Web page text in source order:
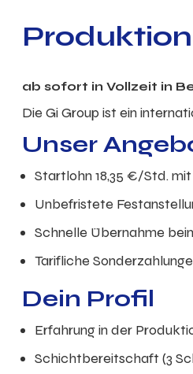
ab sofort in Vollzeit in
Die Gi Group ist ein
Unser
Startlohn 18,35 €/Std.
Unbefristete
Schnelle Übernahme
Tarifliche
Dein Profil
Erfahrung in der
Schichtbereitschaft (3